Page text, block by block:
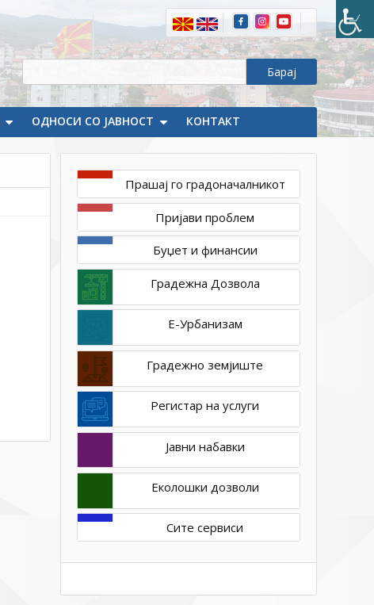
ОДНОСИ СО ЈАВНОСТ КОНТАКТ
Slobodanka
Kovachka
Прашај го градоначалникот
Пријави проблем
Буџет и финансии
Градежна Дозвола
Е-Урбанизам
Градежно земјиште
Регистар на услуги
Јавни набавки
Еколошки дозволи
Сите сервиси